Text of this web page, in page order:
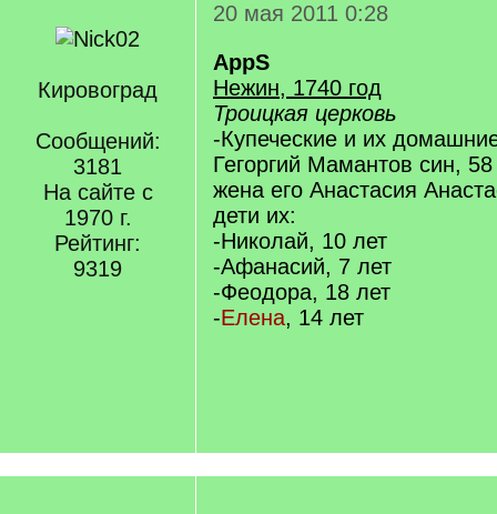
Кировоград
Сообщений:
3181
На сайте с
1970 г.
Рейтинг:
9319
20 мая 2011 0:28
AppS
Нежин, 1740 год
Троицкая церковь
-Купеческие и их
Гегоргий Мамантов син, 58
жена его Анастасия
дети их:
-Николай, 10 лет
-Афанасий, 7 лет
-Феодора, 18 лет
-Елена, 14 лет